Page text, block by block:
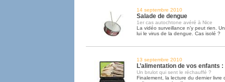
14 septembre 2010
Salade de dengue
1er cas autochtone avéré à Nice
La vidéo surveillance n’y peut rien.
lui le virus de la dengue. Cas isolé ?
13 septembre 2010
L’alimentation de vos enfants
Un brulot qui sent le réchauffé ?
Finalement, la lecture du dernier livre